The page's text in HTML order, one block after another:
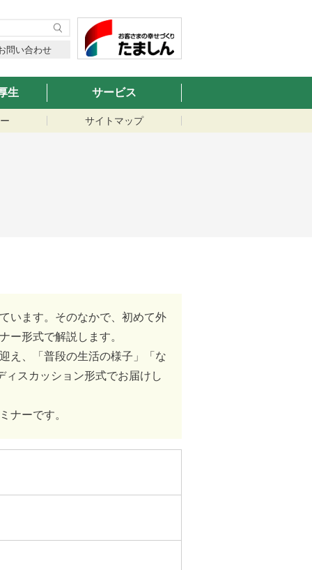
問い合わせ
生 サービス
サイトマップ
います。そのなかで、初めて外
ー形式で解説します。
え、「普段の生活の様子」「な
ィスカッション形式でお届けし
ナーです。